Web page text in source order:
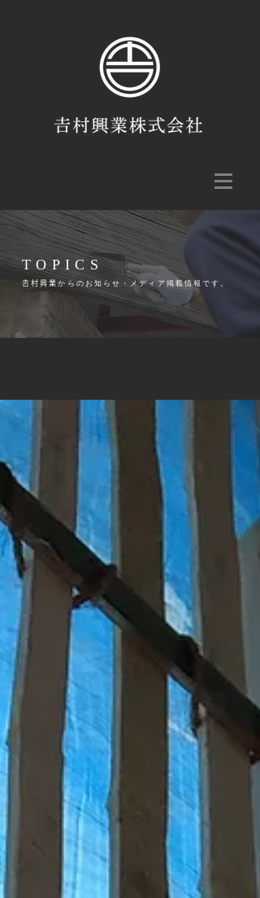
TOPICS
𠮷村興業からのお知らせ・メディア掲載情報です。